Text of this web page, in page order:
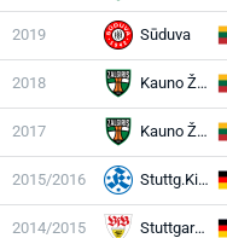
2019 Sūduva
2018 Kauno Žalgiris
2017 Kauno Žalgiris
2015/2016 Stuttg.Kickers
2014/2015 Stuttgart II